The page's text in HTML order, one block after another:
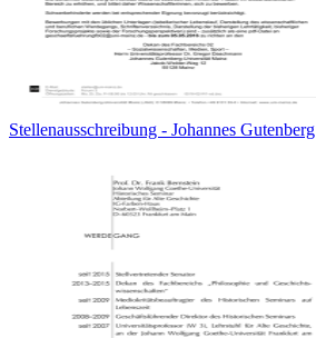
Stellenausschreibung - Johannes Gutenberg